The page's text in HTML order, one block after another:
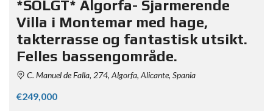
*SOLGT* Algorfa- Sjarmerende
Villa i Montemar med hage,
takterrasse og fantastisk utsikt.
Felles bassengområde.
C. Manuel de Falla, 274, Algorfa, Alicante, Spania
€249,000